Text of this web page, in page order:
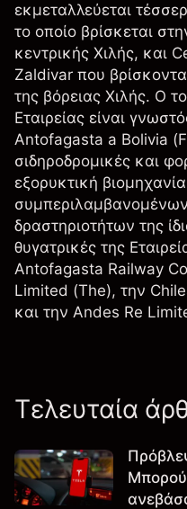
εκμεταλλεύεται
το οποίο βρίσκεται
κεντρικής Χιλής, και
Zaldivar που
της βόρειας Χιλής. Ο
Εταιρείας είναι
Antofagasta a Bolivia
σιδηροδρομικές και
εξορυκτική
δραστηριοτήτων της
θυγατρικές της
Antofagasta Railway
Limited (The), την
και την Andes Re
Τελευταία